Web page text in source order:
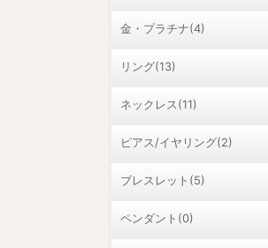
金・プラチナ(4)
リング(13)
ネックレス(11)
ピアス/イヤリング(2)
ブレスレット(5)
ペンダント(0)